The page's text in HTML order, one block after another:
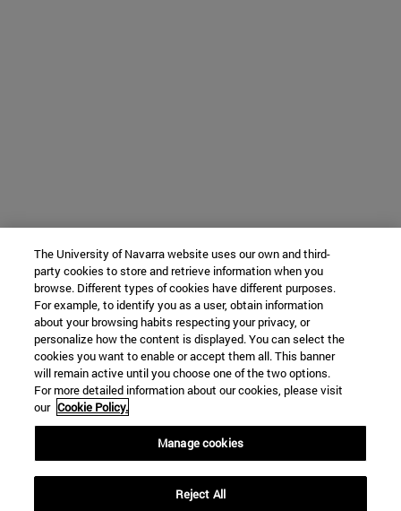
The University of Navarra website uses our own and third-
party cookies to store and retrieve information when you
browse. Different types of cookies have different purposes.
For example, to identify you as a user, obtain information
about your browsing habits respecting your privacy, or
personalize how the content is displayed. You can select the
cookies you want to enable or accept them all. This banner
will remain active until you choose one of the two options.
For more detailed information about our cookies, please visit
our Cookie Policy.
Manage cookies
Reject All